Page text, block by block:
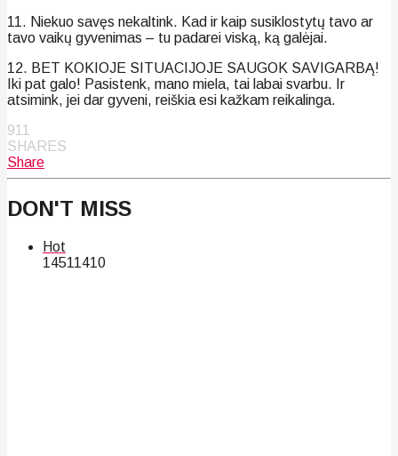
11. Niekuo savęs nekaltink. Kad ir kaip susiklostytų tavo ar
tavo vaikų gyvenimas – tu padarei viską, ką galėjai.
12. BET KOKIOJE SITUACIJOJE SAUGOK SAVIGARBĄ!
Iki pat galo! Pasistenk, mano miela, tai labai svarbu. Ir
atsimink, jei dar gyveni, reiškia esi kažkam reikalinga.
911
SHARES
Share
DON'T MISS
Hot
14511410